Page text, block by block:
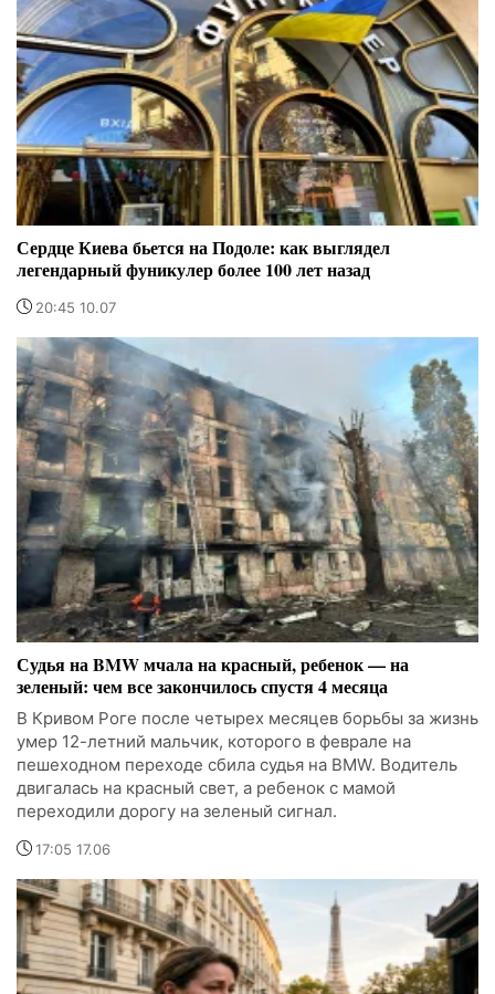
Сердце Киева бьется на Подоле: как выглядел
легендарный фуникулер более 100 лет назад
20:45 10.07
Судья на BMW мчала на красный, ребенок — на
зеленый: чем все закончилось спустя 4 месяца
В Кривом Роге после четырех месяцев борьбы за жизнь
умер 12-летний мальчик, которого в феврале на
пешеходном переходе сбила судья на BMW. Водитель
двигалась на красный свет, а ребенок с мамой
переходили дорогу на зеленый сигнал.
17:05 17.06